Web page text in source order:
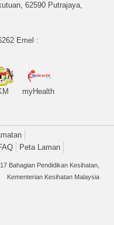
62590 Putrajaya,
Emel :
myHealth
Peta Laman
Bahagian Pendidikan Kesihatan,
Kementerian Kesihatan Malaysia